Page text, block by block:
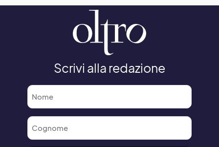
Scrivi alla redazione
Nome
Cognome